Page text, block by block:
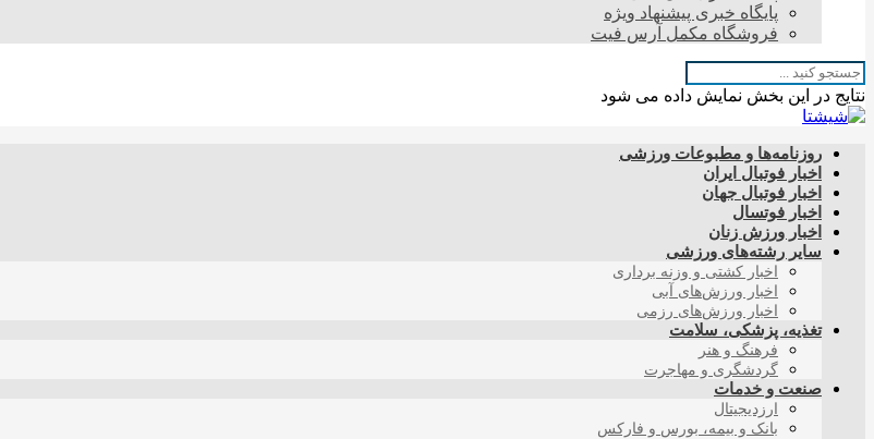
پایگاه خبری پیشنهاد ویژه
فروشگاه مکمل آرس فیت
نتایج در این بخش نمایش داده می شود
روزنامه‌ها و مطبوعات ورزشی
اخبار فوتبال ایران
اخبار فوتبال جهان
اخبار فوتسال
اخبار ورزش زنان
سایر رشته‌های ورزشی
اخبار کشتی و وزنه برداری
اخبار ورزش‌های آبی
اخبار ورزش‌های رزمی
تغذیه، پزشکی، سلامت
فرهنگ و هنر
گردشگری و مهاجرت
صنعت و خدمات
ارزدیجیتال
بانک و بیمه، بورس و فارکس